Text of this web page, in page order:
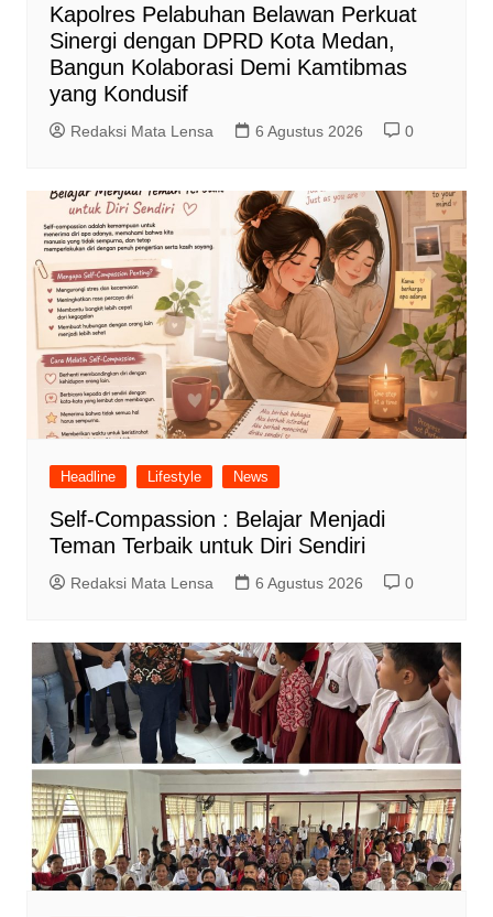
Kapolres Pelabuhan Belawan Perkuat
Sinergi dengan DPRD Kota Medan,
Bangun Kolaborasi Demi Kamtibmas
yang Kondusif
Redaksi Mata Lensa 6 Agustus 2026 0
Headline Lifestyle News
Self-Compassion : Belajar Menjadi
Teman Terbaik untuk Diri Sendiri
Redaksi Mata Lensa 6 Agustus 2026 0